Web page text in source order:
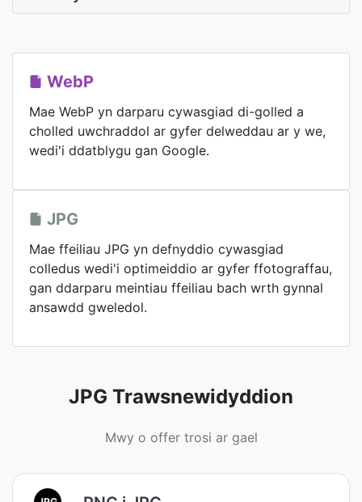
WebP
Mae WebP yn darparu cywasgiad di-golled a
cholled uwchraddol ar gyfer delweddau ar y we,
wedi'i ddatblygu gan Google.
JPG
Mae ffeiliau JPG yn defnyddio cywasgiad
colledus wedi'i optimeiddio ar gyfer ffotograffau,
gan ddarparu meintiau ffeiliau bach wrth gynnal
ansawdd gweledol.
JPG Trawsnewidyddion
Mwy o offer trosi ar gael